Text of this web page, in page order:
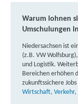
DAA Deutsche
Berger
333, 30659
Warum lohnen
Umschulungen
Niedersachsen ist
(z.B. VW
und Logistik.
Bereichen erhöhen
zukunftssichere
Wirtschaft,